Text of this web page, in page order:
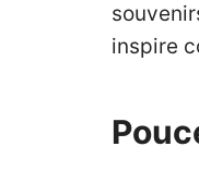
inspire